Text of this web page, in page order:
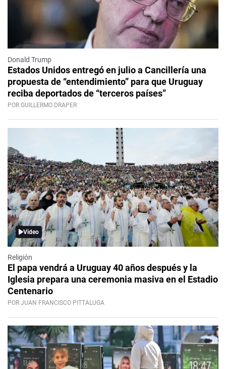
Donald Trump
Estados Unidos entregó en julio a Cancillería una
propuesta de “entendimiento” para que Uruguay
reciba deportados de “terceros países”
POR GUILLERMO DRAPER
Video
Religión
El papa vendrá a Uruguay 40 años después y la
Iglesia prepara una ceremonia masiva en el Estadio
Centenario
POR JUAN FRANCISCO PITTALUGA